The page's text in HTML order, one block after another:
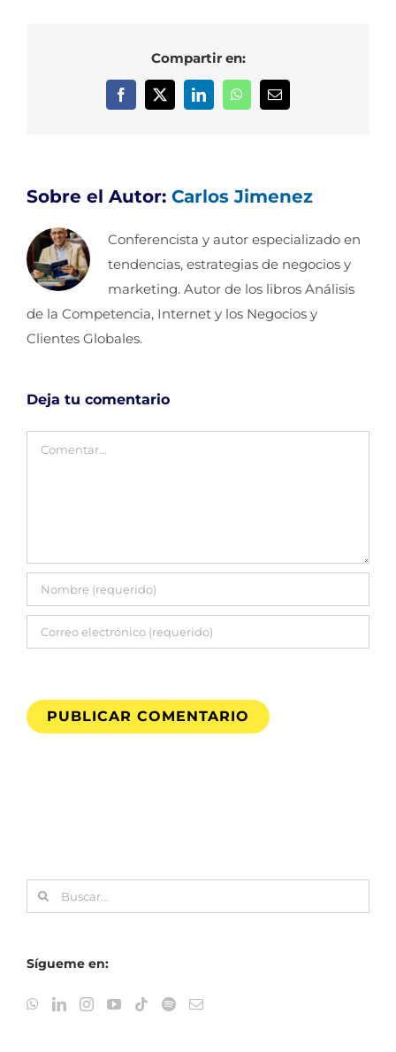
Compartir en:
Facebook
X LinkedInWhatsAppCorreo
Sobre el Autor: Carlos Jimenez
Conferencista y autor especializado en
tendencias, estrategias de negocios y
marketing. Autor de los libros Análisis
de la Competencia, Internet y los Negocios y
Clientes Globales.
Deja tu comentario
Comentar
Buscar:
Sígueme en: